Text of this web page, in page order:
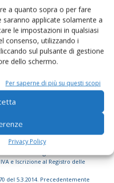
a quanto sopra o per fare
applicate solamente a
le impostazioni in qualsiasi
consenso, utilizzando i
sul pulsante di gestione
dello schermo.
Per saperne di più su questi scopi
Privacy Policy
newsletter
e Iscrizione al Registro delle
del 5.3.2014. Precedentemente